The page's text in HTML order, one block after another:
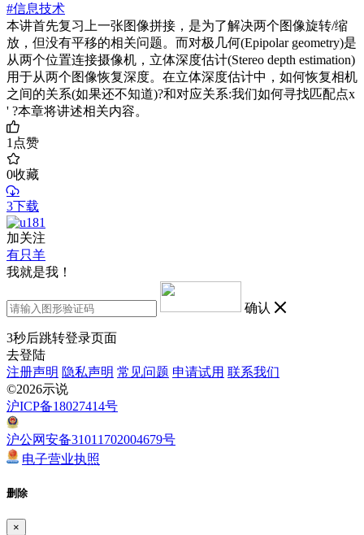
#信息技术
本讲首先复习上一张图像拼接，是为了解决两个图像旋转/缩
放，但没有平移的相关问题。而对极几何(Epipolar geometry)是
从两个位置连接摄像机，立体深度估计(Stereo depth estimation)
用于从两个图像恢复深度。在立体深度估计中，如何恢复相机
之间的关系(如果还不知道)?和对应关系:我们如何寻找匹配点x
' ?本章将讲述相关内容。
1点赞
0收藏
3下载
加关注
有只羊
我就是我！
确认
3秒后跳转登录页面
去登陆
注册声明 隐私声明 常见问题 申请试用 联系我们
©2026示说
沪ICP备18027414号
沪公网安备31011702004679号
电子营业执照
删除
×